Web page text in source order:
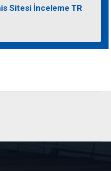
Sitesi İnceleme TR